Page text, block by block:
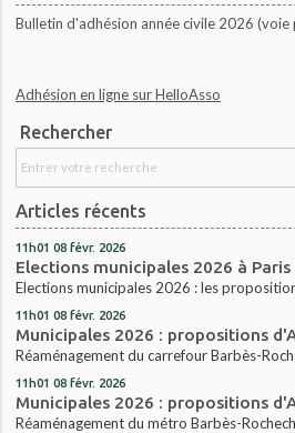
Bulletin d'adhésion année civile 2026 (voie
Adhésion en ligne sur HelloAsso
Rechercher
Articles récents
11h01 08 févr. 2026
Elections municipales 2026 à Paris
Elections municipales 2026 : les
11h01 08 févr. 2026
Municipales 2026 : propositions
Réaménagement du carrefour Barbès-
11h01 08 févr. 2026
Municipales 2026 : propositions
Réaménagement du métro Barbès-